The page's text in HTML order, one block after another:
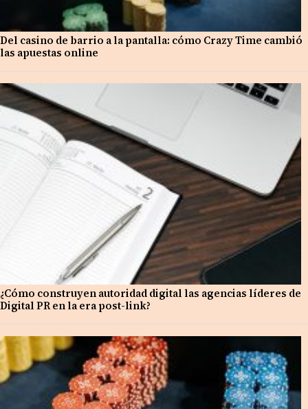
Del casino de barrio a la pantalla: cómo Crazy Time cambió
las apuestas online
¿Cómo construyen autoridad digital las agencias líderes de
Digital PR en la era post-link?